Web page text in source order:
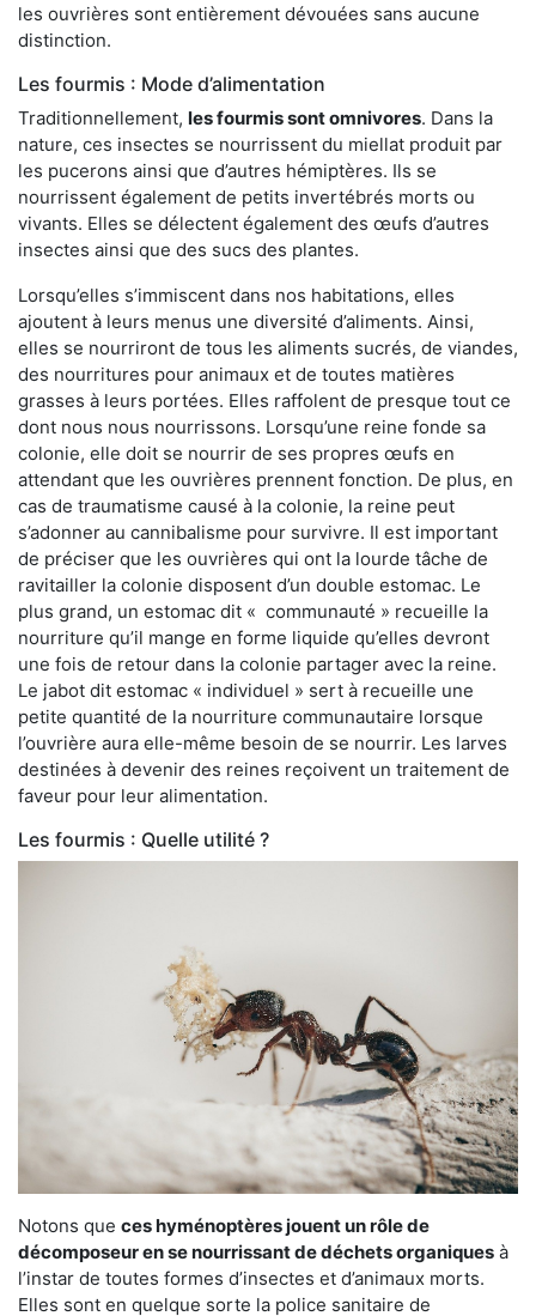
les ouvrières sont entièrement dévouées sans aucune
distinction.
Les fourmis : Mode d’alimentation
Traditionnellement, les fourmis sont omnivores. Dans la
nature, ces insectes se nourrissent du miellat produit par
les pucerons ainsi que d’autres hémiptères. Ils se
nourrissent également de petits invertébrés morts ou
vivants. Elles se délectent également des œufs d’autres
insectes ainsi que des sucs des plantes.
Lorsqu’elles s’immiscent dans nos habitations, elles
ajoutent à leurs menus une diversité d’aliments. Ainsi,
elles se nourriront de tous les aliments sucrés, de viandes,
des nourritures pour animaux et de toutes matières
grasses à leurs portées. Elles raffolent de presque tout ce
dont nous nous nourrissons. Lorsqu’une reine fonde sa
colonie, elle doit se nourrir de ses propres œufs en
attendant que les ouvrières prennent fonction. De plus, en
cas de traumatisme causé à la colonie, la reine peut
s’adonner au cannibalisme pour survivre. Il est important
de préciser que les ouvrières qui ont la lourde tâche de
ravitailler la colonie disposent d’un double estomac. Le
plus grand, un estomac dit « communauté » recueille la
nourriture qu’il mange en forme liquide qu’elles devront
une fois de retour dans la colonie partager avec la reine.
Le jabot dit estomac « individuel » sert à recueille une
petite quantité de la nourriture communautaire lorsque
l’ouvrière aura elle-même besoin de se nourrir. Les larves
destinées à devenir des reines reçoivent un traitement de
faveur pour leur alimentation.
Les fourmis : Quelle utilité ?
Notons que ces hyménoptères jouent un rôle de
décomposeur en se nourrissant de déchets organiques à
l’instar de toutes formes d’insectes et d’animaux morts.
Elles sont en quelque sorte la police sanitaire de